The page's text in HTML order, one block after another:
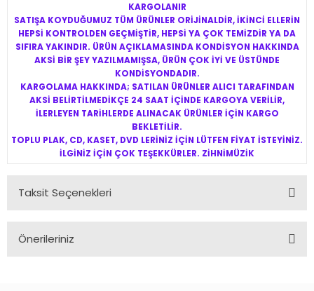
KARGOLANIR
SATIŞA KOYDUĞUMUZ TÜM ÜRÜNLER ORİJİNALDİR, İKİNCİ ELLERİN
HEPSİ KONTROLDEN GEÇMİŞTİR, HEPSİ YA ÇOK TEMİZDİR YA DA
SIFIRA YAKINDIR. ÜRÜN AÇIKLAMASINDA KONDİSYON HAKKINDA
AKSİ BİR ŞEY YAZILMAMIŞSA, ÜRÜN ÇOK İYİ VE ÜSTÜNDE
KONDİSYONDADIR.
KARGOLAMA HAKKINDA; SATILAN ÜRÜNLER ALICI TARAFINDAN
AKSİ BELİRTİLMEDİKÇE 24 SAAT İÇİNDE KARGOYA VERİLİR,
İLERLEYEN TARİHLERDE ALINACAK ÜRÜNLER İÇİN KARGO
BEKLETİLİR.
TOPLU PLAK, CD, KASET, DVD LERİNİZ İÇİN LÜTFEN FİYAT İSTEYİNİZ.
İLGİNİZ İÇİN ÇOK TEŞEKKÜRLER. ZİHNİMÜZİK
Taksit Seçenekleri
Önerileriniz